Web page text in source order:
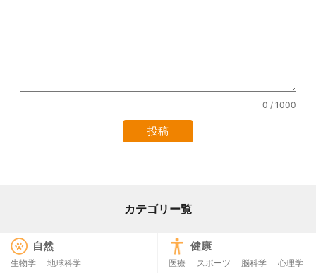
0 / 1000
カテゴリー覧
自然
生物学 地球科学
健康
医療 スポーツ 脳科学 心理学